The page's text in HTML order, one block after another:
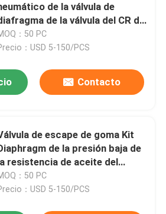
de la válvula de
de la válvula del CR de
NR EPDM FKM
：50 PC
：USD 5-150/PCS
Contacto
de escape de goma Kit
de la presión baja de
resistencia de aceite del
de la válvula material
neopreno
：50 PC
：USD 5-150/PCS